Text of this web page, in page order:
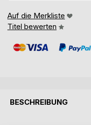
Auf die Merkliste
Titel bewerten
BESCHREIBUNG